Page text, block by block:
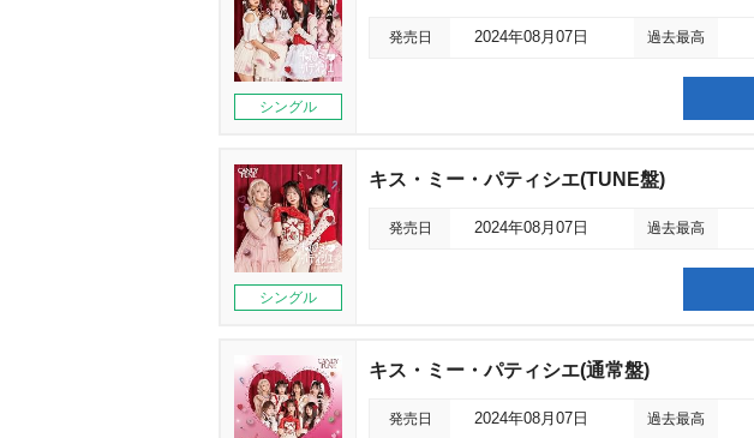
シングル
発売日 2024年08月07日 過去最高
シングル
キス・ミー・パティシエ(TUNE盤)
発売日 2024年08月07日 過去最高
キス・ミー・パティシエ(通常盤)
発売日 2024年08月07日 過去最高